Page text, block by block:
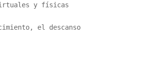
y físicas
el descanso